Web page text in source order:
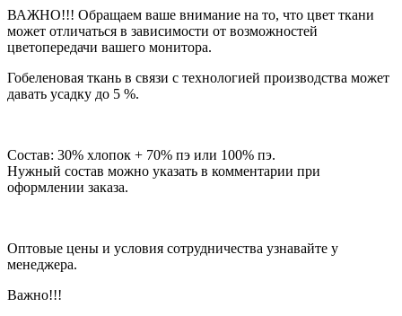
ВАЖНО!!! Обращаем ваше внимание на то, что цвет ткани
может отличаться в зависимости от возможностей
цветопередачи вашего монитора.
Гобеленовая ткань в связи с технологией производства может
давать усадку до 5 %.
Состав: 30% хлопок + 70% пэ или 100% пэ.
Нужный состав можно указать в комментарии при
оформлении заказа.
Оптовые цены и условия сотрудничества узнавайте у
менеджера.
Важно!!!